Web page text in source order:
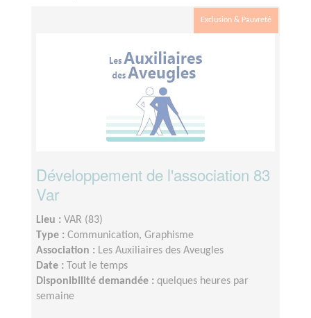
Exclusion & Pauvreté
Développement de l'association 83
Var
Lieu : VAR (83)
Type : Communication, Graphisme
Association : Les Auxiliaires des Aveugles
Date :
Tout le temps
Disponibilité demandée : quelques heures par
semaine